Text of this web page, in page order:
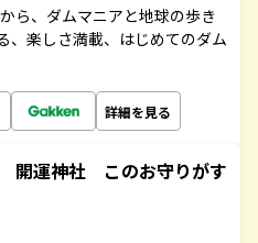
ら、ダムマニアと地球の歩き
、楽しさ満載、はじめてのダム
詳細を見る
開運神社 このお守りがす